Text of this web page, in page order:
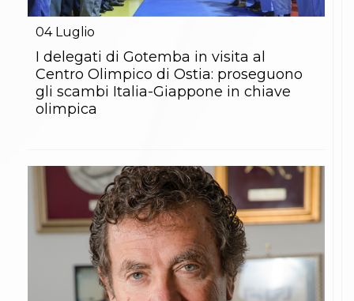
04 Luglio
I delegati di Gotemba in visita al
Centro Olimpico di Ostia: proseguono
gli scambi Italia-Giappone in chiave
olimpica